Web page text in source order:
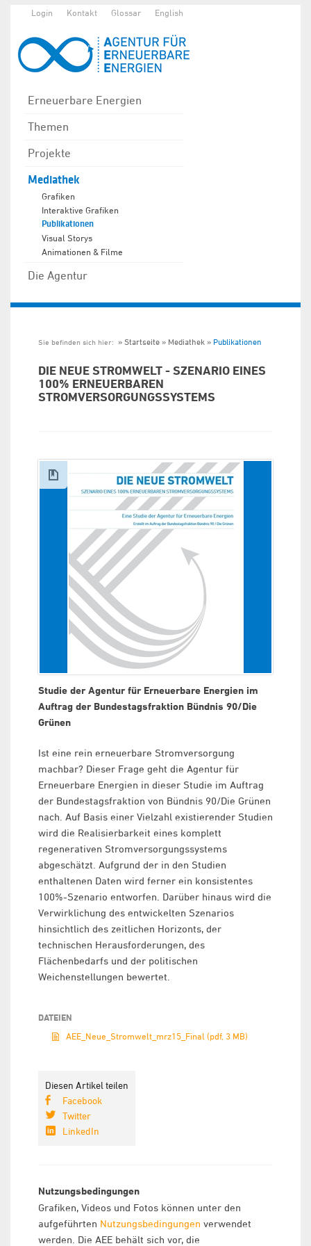
Login Kontakt Glossar English
Erneuerbare Energien
Themen
Projekte
Mediathek
Grafiken
Interaktive Grafiken
Publikationen
Visual Storys
Animationen & Filme
Die Agentur
Sie befinden sich hier: Startseite Mediathek Publikationen
DIE NEUE STROMWELT - SZENARIO EINES
100% ERNEUERBAREN
STROMVERSORGUNGSSYSTEMS
Studie der Agentur für Erneuerbare Energien im
Auftrag der Bundestagsfraktion Bündnis 90/Die
Grünen
Ist eine rein erneuerbare Stromversorgung
machbar? Dieser Frage geht die Agentur für
Erneuerbare Energien in dieser Studie im Auftrag
der Bundestagsfraktion von Bündnis 90/Die Grünen
nach. Auf Basis einer Vielzahl existierender Studien
wird die Realisierbarkeit eines komplett
regenerativen Stromversorgungssystems
abgeschätzt. Aufgrund der in den Studien
enthaltenen Daten wird ferner ein konsistentes
100%-Szenario entworfen. Darüber hinaus wird die
Verwirklichung des entwickelten Szenarios
hinsichtlich des zeitlichen Horizonts, der
technischen Herausforderungen, des
Flächenbedarfs und der politischen
Weichenstellungen bewertet.
DATEIEN
AEE_Neue_Stromwelt_mrz15_Final (pdf, 3 MB)
Diesen Artikel teilen
Facebook
Twitter
LinkedIn
Nutzungsbedingungen
Grafiken, Videos und Fotos können unter den
aufgeführten Nutzungsbedingungen verwendet
werden. Die AEE behält sich vor, die